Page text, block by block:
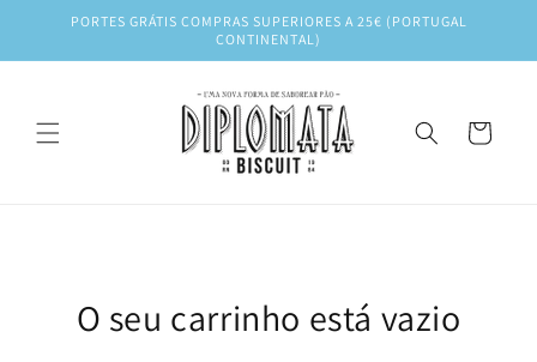
para oPORTES GRÁTIS COMPRAS SUPERIORES A 25€ (PORTUGAL
CONTINENTAL)
Carrinho
O seu carrinho está vazio